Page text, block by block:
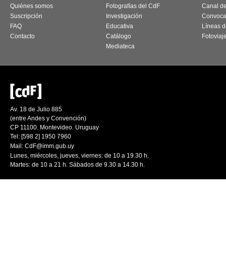
Quiénes somos
Suscripción
FAQ
Contacto
Fotografías del CdF
Investigación
Educativa
Catálogo
Mediateca
Canal
Líneas
Av. 18 de Julio 885
(entre Andes y Convención)
CP 11100. Montevideo. Uruguay
Tel: [598 2] 1950 7960
Mail: CdF@imm.gub.uy
Lunes, miércoles, jueves, viernes: de 10 a 19.30 h.
Martes: de 10 a 21 h. Sábados de 9.30 a 14.30 h.